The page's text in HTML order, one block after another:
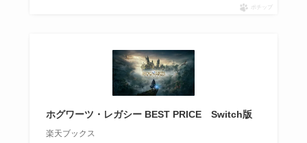
ポチップ
ホグワーツ・レガシー BEST PRICE Switch版
楽天ブックス